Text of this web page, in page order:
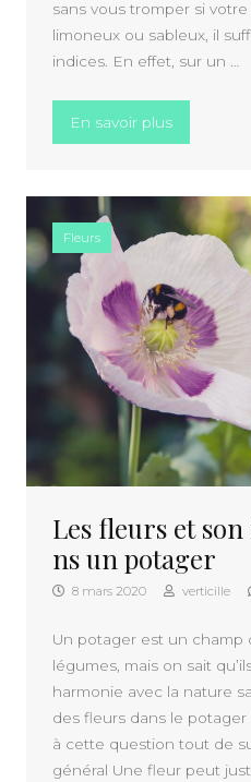
sans vous tromper si votre
limoneux ou sableux, il
indices. En effet, sur un …
En savoir plus« Savoir
Fleurs
Les fleurs et
ns un potager
8 mars 2020 verticille
Un potager est un champ
légumes, mais on sait
harmonie avec la nature
des fleurs dans le
à cette question tout de
général Une fleur peut